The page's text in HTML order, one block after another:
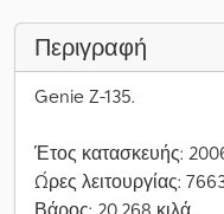
Περιγραφή
Genie Z-135.
Έτος κατασκευής:
Ώρες λειτουργίας:
Βάρος: 20.268 κιλά.